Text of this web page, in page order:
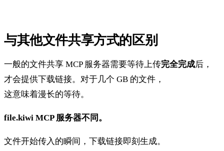
与其他文件共享方式的区别
一般的文件共享 MCP 服务器需要等待上传完全完成后，
才会提供下载链接。对于几个 GB 的文件，
这意味着漫长的等待。
file.kiwi MCP 服务器不同。
文件开始传入的瞬间，下载链接即刻生成。